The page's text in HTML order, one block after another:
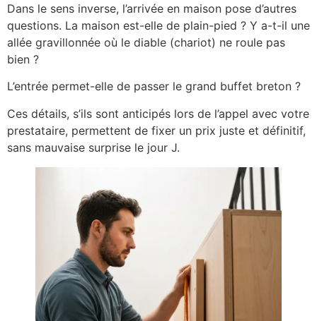
Dans le sens inverse, l’arrivée en maison pose d’autres
questions. La maison est-elle de plain-pied ? Y a-t-il une
allée gravillonnée où le diable (chariot) ne roule pas
bien ?
L’entrée permet-elle de passer le grand buffet breton ?
Ces détails, s’ils sont anticipés lors de l’appel avec votre
prestataire, permettent de fixer un prix juste et définitif,
sans mauvaise surprise le jour J.